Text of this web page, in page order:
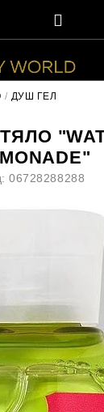
ДУШ ГЕЛ
06728288288